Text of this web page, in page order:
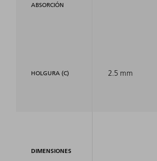
ABSORCIÓN
HOLGURA (C)
DIMENSIONES
2.5 mm